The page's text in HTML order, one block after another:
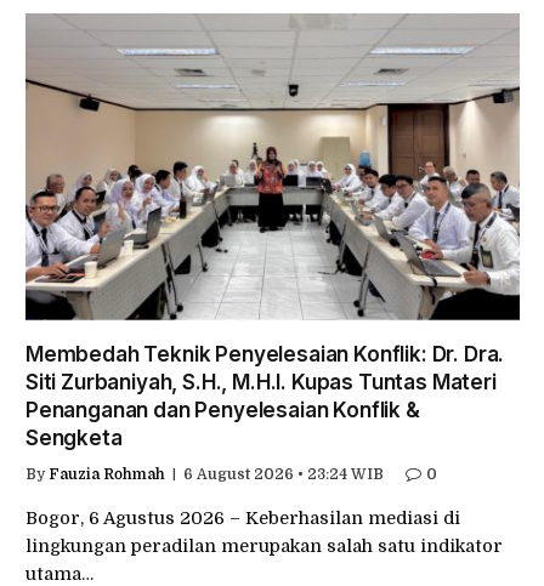
Membedah Teknik Penyelesaian Konflik: Dr. Dra.
Siti Zurbaniyah, S.H., M.H.I. Kupas Tuntas Materi
Penanganan dan Penyelesaian Konflik &
Sengketa
By Fauzia Rohmah 6 August 2026 • 23:24 WIB 0
Bogor, 6 Agustus 2026 – Keberhasilan mediasi di
lingkungan peradilan merupakan salah satu indikator
utama…